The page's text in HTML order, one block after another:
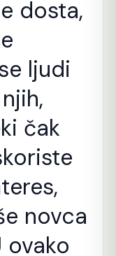
dosta,
ljudi
čak
novca
ovako